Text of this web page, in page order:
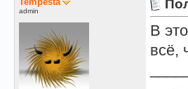
admin
В
всё,